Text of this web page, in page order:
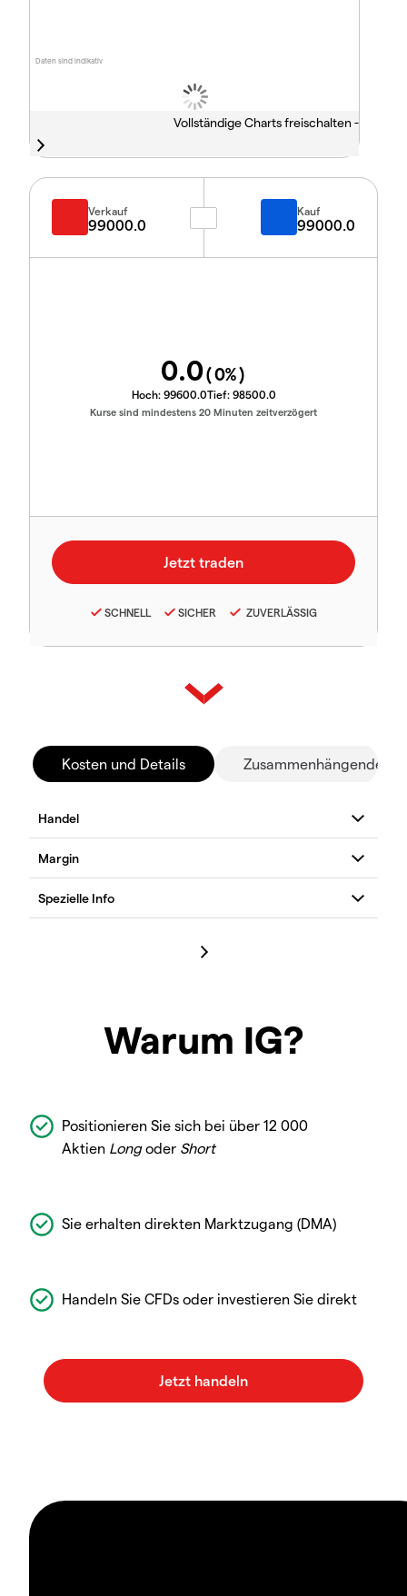
Daten sind indikativ
Vollständige Charts freischalten -
Verkauf
99000.0
Kauf
99000.0
0.0(0%)
Hoch: 99600.0Tief: 98500.0
Kurse sind mindestens 20 Minuten zeitverzögert
SCHNELL SICHER ZUVERLÄSSIG
Kosten und Details Zusammenhängende
Warum IG?
Positionieren Sie sich bei über 12 000
Aktien Longoder Short
Sie erhalten direkten Marktzugang (DMA)
Handeln Sie CFDs oder investieren Sie direkt